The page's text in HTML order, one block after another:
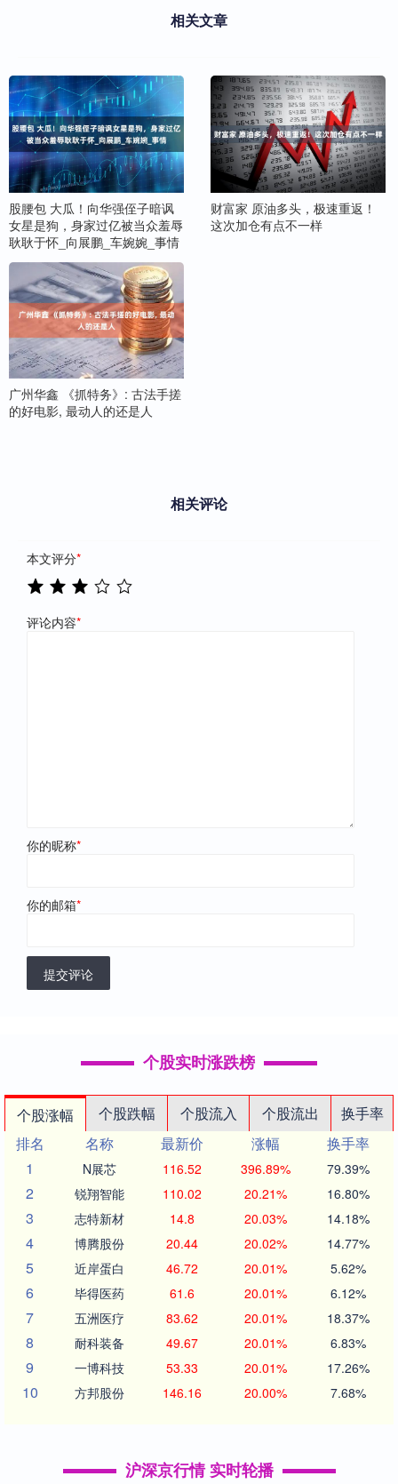
相关文章
股腰包 大瓜！向华强侄子暗讽
女星是狗，身家过亿被当众羞辱
耿耿于怀_向展鹏_车婉婉_事情
财富家 原油多头，极速重返！
这次加仓有点不一样
广州华鑫 《抓特务》: 古法手搓
的好电影, 最动人的还是人
相关评论
本文评分*
评论内容*
你的昵称*
你的邮箱*
提交评论
个股实时涨跌榜
个股涨幅 个股跌幅 个股流入 个股流出
换手率
排名
名称 最新价 涨幅
换手率
1
N展芯 116.52 396.89% 79.39%
2 锐翔智能 110.02 20.21% 16.80%
3 志特新材 14.8 20.03% 14.18%
4 博腾股份 20.44 20.02% 14.77%
5 近岸蛋白 46.72 20.01% 5.62%
6 毕得医药 61.6 20.01% 6.12%
7 五洲医疗 83.62 20.01% 18.37%
8 耐科装备 49.67 20.01% 6.83%
9 一博科技 53.33 20.01% 17.26%
10 方邦股份 146.16 20.00% 7.68%
沪深京行情 实时轮播